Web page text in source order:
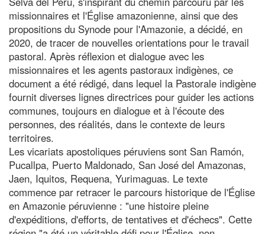
missionnaires et l'Église amazonienne, ainsi que des
propositions du Synode pour l'Amazonie, a décidé, en
2020, de tracer de nouvelles orientations pour le travail
pastoral. Après réflexion et dialogue avec les
missionnaires et les agents pastoraux indigènes, ce
document a été rédigé, dans lequel la Pastorale indigène
fournit diverses lignes directrices pour guider les actions
communes, toujours en dialogue et à l'écoute des
personnes, des réalités, dans le contexte de leurs
territoires.
Les vicariats apostoliques péruviens sont San Ramón,
Pucallpa, Puerto Maldonado, San José del Amazonas,
Jaen, Iquitos, Requena, Yurimaguas. Le texte
commence par retracer le parcours historique de l'Église
en Amazonie péruvienne : "une histoire pleine
d'expéditions, d'efforts, de tentatives et d'échecs". Cette